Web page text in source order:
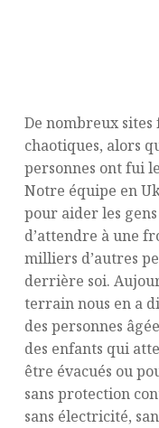
De nombreux
chaotiques, alors
personnes ont fui
Notre équipe en
pour aider les
d’attendre à une
milliers d’autres
derrière soi.
terrain nous en a
des personnes
des enfants qui
être évacués ou
sans protection
sans électricité,